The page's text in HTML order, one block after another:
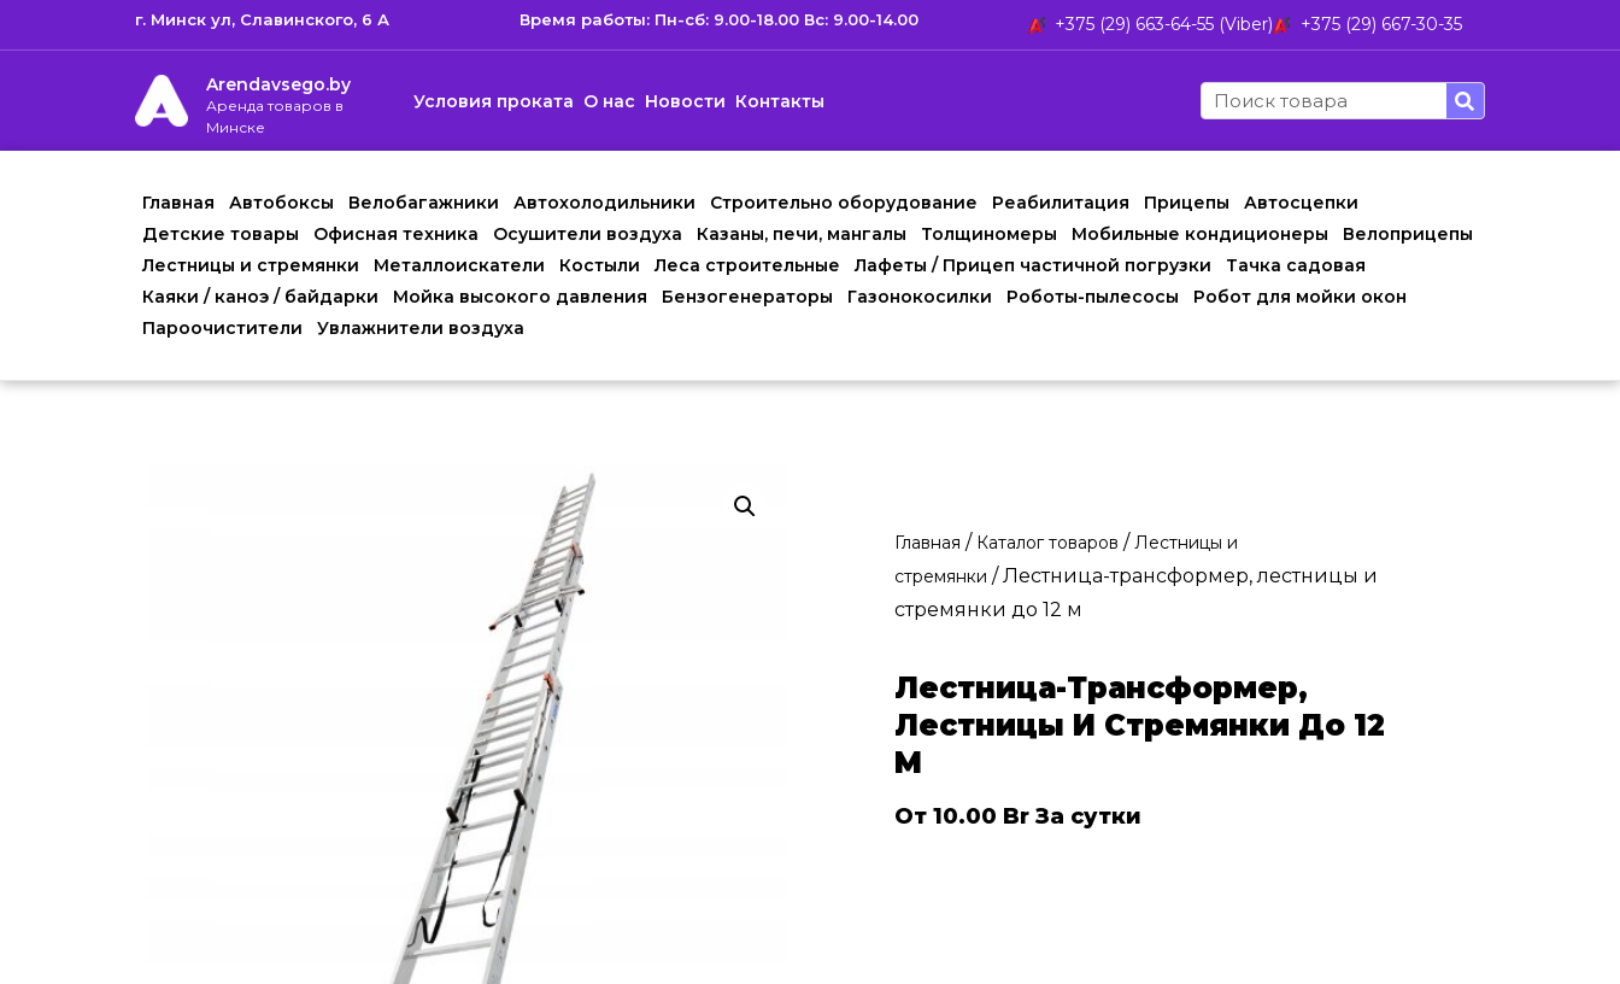
г. Минск ул, Cлавинского, 6 А Время работы: Пн-сб: 9.00-18.00 Вс: 9.00-14.00 +375 (29) 663-64-55 (Viber) +375 (29) 667-30-35
Arendavsego.by
Аренда товаров в
Минске
Условия проката О нас Новости Контакты
Главная Автобоксы Велобагажники Автохолодильники Строительно оборудование Реабилитация Прицепы
Автосцепки
Детские товары
Офисная техника Осушители воздуха Казаны, печи, мангалы Толщиномеры Мобильные кондиционеры
Велоприцепы
Лестницы и стремянки
Металлоискатели Костыли Леса строительные Лафеты / Прицеп частичной погрузки
Тачка садовая
Каяки / каноэ / байдарки
Мойка высокого давления Бензогенераторы Газонокосилки Роботы-пылесосы
Робот для мойки окон
Пароочистители
Увлажнители воздуха
Главная / Каталог товаров /Лестницы и
стремянки / Лестница-трансформер, лестницы и
стремянки до 12 м
Лестница-Трансформер,
Лестницы И Стремянки До 12
М
От 10.00 Br За сутки